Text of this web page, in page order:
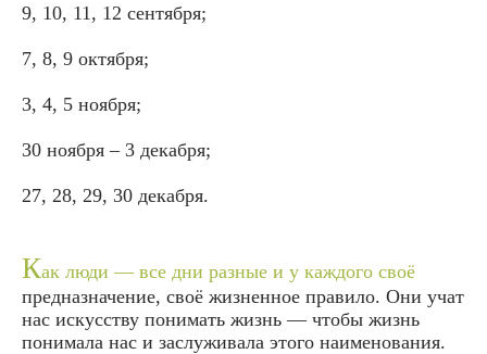
9, 10, 11, 12 сентября;
7, 8, 9 октября;
3, 4, 5 ноября;
30 ноября – 3 декабря;
27, 28, 29, 30 декабря.
Как люди — все дни разные и у каждого своё
предназначение, своё жизненное правило. Они учат
нас искусству понимать жизнь — чтобы жизнь
понимала нас и заслуживала этого наименования.